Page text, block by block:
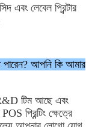
এবং লেবেল প্রিন্টার
পারেন? আপনি কি আমার
টিম আছে এবং
প্রিন্টিং ক্ষেত্রে